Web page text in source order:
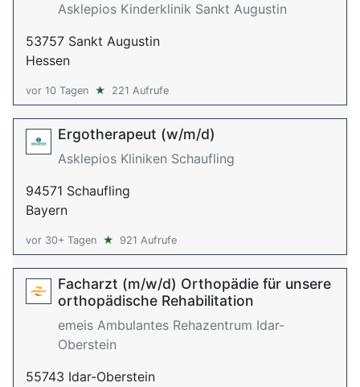
Asklepios Kinderklinik Sankt Augustin
53757 Sankt Augustin
Hessen
vor 10 Tagen ★ 221 Aufrufe
Ergotherapeut (w/m/d)
Asklepios Kliniken Schaufling
94571 Schaufling
Bayern
vor 30+ Tagen ★ 921 Aufrufe
Facharzt (m/w/d) Orthopädie für unsere
orthopädische Rehabilitation
emeis Ambulantes Rehazentrum Idar-
Oberstein
55743 Idar-Oberstein